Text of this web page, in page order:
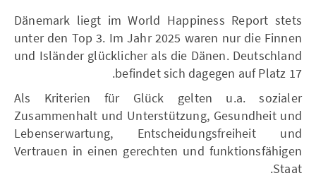
Dänemark liegt im World Happiness Report stets
unter den Top 3. Im Jahr 2025 waren nur die Finnen
und Isländer glücklicher als die Dänen. Deutschland
befindet sich dagegen auf Platz 17.
Als Kriterien für Glück gelten u.a. sozialer
Zusammenhalt und Unterstützung, Gesundheit und
Lebenserwartung, Entscheidungsfreiheit und
Vertrauen in einen gerechten und funktionsfähigen
Staat.